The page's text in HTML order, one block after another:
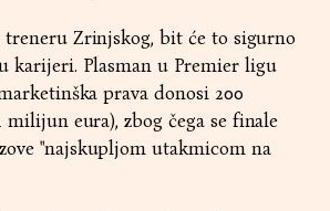
treneru Zrinjskog, bit će to sigurno
karijeri. Plasman u Premier ligu
prava donosi 200
eura), zbog čega se finale
"najskupljom utakmicom na